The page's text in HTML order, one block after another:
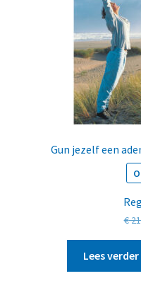
Gun jezelf een
€
Lees verder